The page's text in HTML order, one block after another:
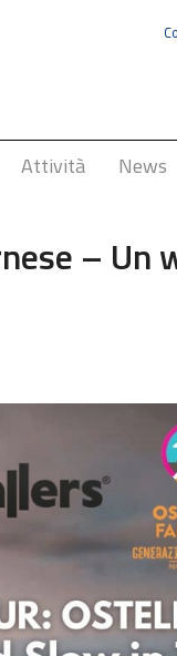
Attività News
– Un